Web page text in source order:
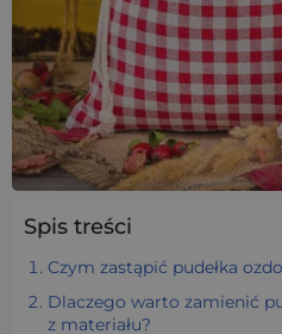
Spis treści
Czym zastąpić pudełka
Dlaczego warto zamienić
z materiału?